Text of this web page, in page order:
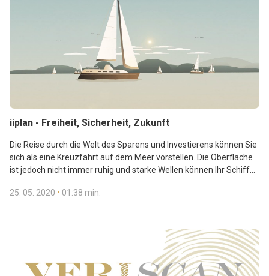
iiplan - Freiheit, Sicherheit, Zukunft
Die Reise durch die Welt des Sparens und Investierens können Sie
sich als eine Kreuzfahrt auf dem Meer vorstellen. Die Oberfläche
ist jedoch nicht immer ruhig und starke Wellen können Ihr Schiff
finden, wo Sie den Sturm überstehen ... Mit iiplan können Sie Ihre
25. 05. 2020 • 01:38 min.